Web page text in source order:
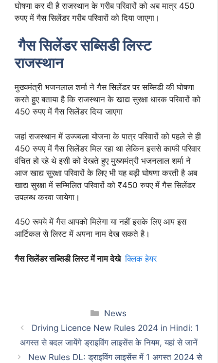
घोषणा कर दी है राजस्थान के गरीब परिवारों को अब मात्र 450
रुपए में गैस सिलेंडर गरीब परिवारों को दिया जाएगा।
गैस सिलेंडर सब्सिडी लिस्ट
राजस्थान
मुख्यमंत्री भजनलाल शर्मा ने गैस सिलेंडर पर सब्सिडी की घोषणा
करते हुए बताया है कि राजस्थान के खाद्य सुरक्षा धारक परिवारों को
450 रुपए में गैस सिलेंडर दिया जाएगा
जहां राजस्थान में उज्ज्वला योजना के पात्र परिवारों को पहले से ही
450 रुपए में गैस सिलेंडर मिल रहा था लेकिन इससे काफी परिवार
वंचित हो रहे थे इसी को देखते हुए मुख्यमंत्री भजनलाल शर्मा ने
आज खाद्य सुरक्षा परिवारों के लिए भी यह बड़ी घोषणा करती है अब
खाद्य सुरक्षा में सम्मिलित परिवारों को ₹450 रुपए में गैस सिलेंडर
उपलब्ध करवा जायेगा।
450 रूपये में गैस आपको मिलेगा या नहीं इसके लिए आप इस
आर्टिकल से लिस्ट में अपना नाम देख सकते है।
गैस सिलेंडर सब्सिडी लिस्ट में नाम देखे क्लिक हेयर
Categories
News
Driving Licence New Rules 2024 in Hindi: 1
अगस्त से बदल जायेंगे ड्राइविंग लाइसेंस के नियम, यहां से जानें
New Rules DL: ड्राइविंग लाइसेंस में 1 अगस्त 2024 से